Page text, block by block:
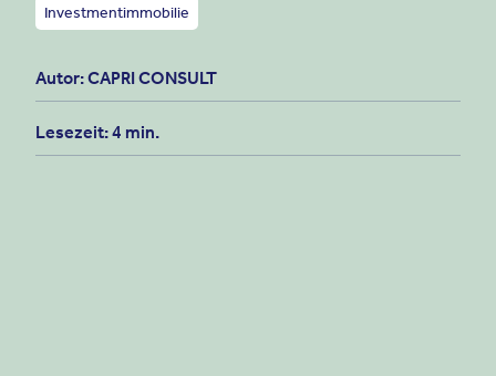
Investmentimmobilie
Autor: CAPRI CONSULT
Lesezeit: 4 min.